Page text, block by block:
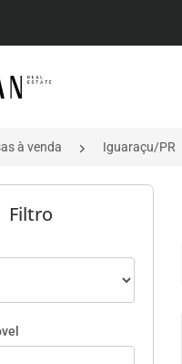
à venda Iguaraçu/PR
Filtro